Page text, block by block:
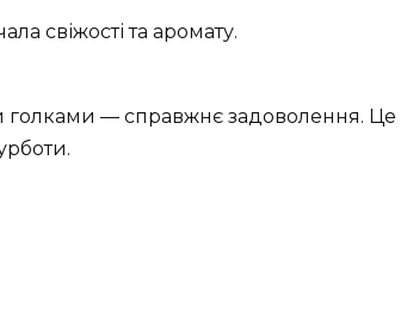
свіжості та аромату.
голками — справжнє задоволення. Це